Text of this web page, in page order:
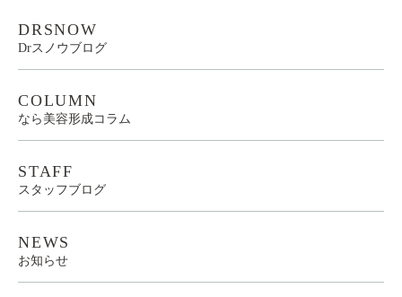
DRSNOW
Drスノウブログ
COLUMN
なら美容形成コラム
STAFF
スタッフブログ
NEWS
お知らせ